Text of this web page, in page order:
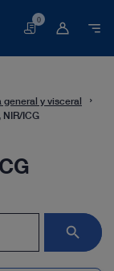
Cesta
0
general y visceral
NIR/ICG
search